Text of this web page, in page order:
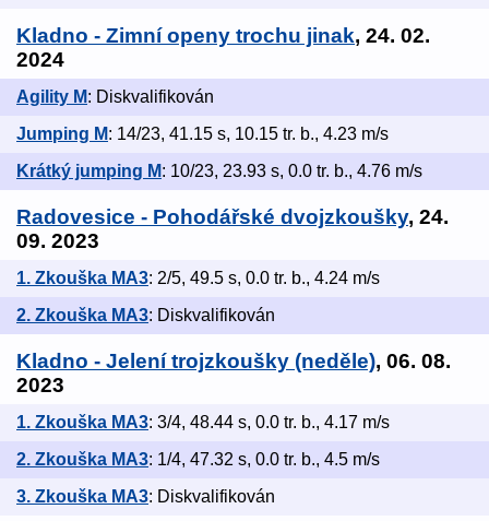
Kladno - Zimní openy trochu jinak, 24. 02.
2024
Agility M: Diskvalifikován
Jumping M: 14/23, 41.15 s, 10.15 tr. b., 4.23 m/s
Krátký jumping M: 10/23, 23.93 s, 0.0 tr. b., 4.76 m/s
Radovesice - Pohodářské dvojzkoušky, 24.
09. 2023
1. Zkouška MA3: 2/5, 49.5 s, 0.0 tr. b., 4.24 m/s
2. Zkouška MA3: Diskvalifikován
Kladno - Jelení trojzkoušky (neděle), 06. 08.
2023
1. Zkouška MA3: 3/4, 48.44 s, 0.0 tr. b., 4.17 m/s
2. Zkouška MA3: 1/4, 47.32 s, 0.0 tr. b., 4.5 m/s
3. Zkouška MA3: Diskvalifikován